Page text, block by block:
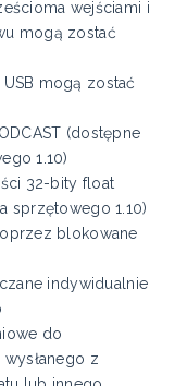
wejściami i
mogą zostać
mogą zostać
(dostępne
1.10)
32-bity float
sprzętowego 1.10)
blokowane
indywidualnie
do
z